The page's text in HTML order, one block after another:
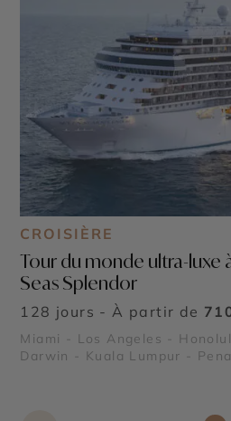
CROISIÈRE
Tour du monde ultra-luxe
Seas Splendor
128 jours - À partir de
Miami - Los Angeles -
Darwin - Kuala Lumpur -